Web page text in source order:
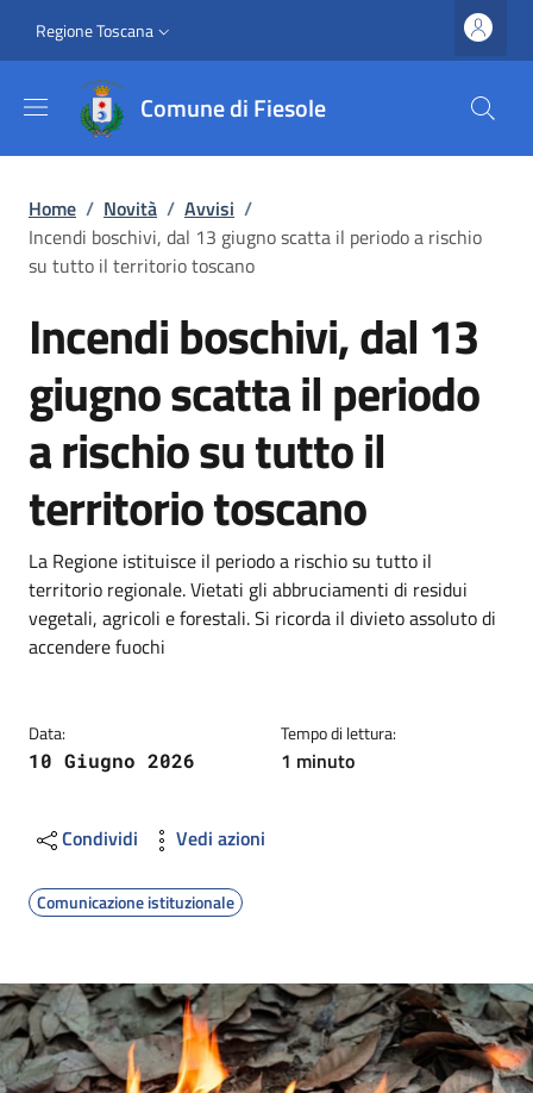
Slim top
Regione Toscana
Comune di Fiesole
Briciole di pane
Home / Novità / Avvisi /
Incendi boschivi, dal 13 giugno scatta il periodo a rischio
su tutto il territorio toscano
Incendi boschivi, dal 13
giugno scatta il periodo
a rischio su tutto il
territorio toscano
Dettagli
Descrizione breve
La Regione istituisce il periodo a rischio su tutto il
territorio regionale. Vietati gli abbruciamenti di residui
vegetali, agricoli e forestali. Si ricorda il divieto assoluto di
accendere fuochi
Data:
10 Giugno 2026
Tempo di lettura:
1 minuto
Condividi Vedi azioni
Comunicazione istituzionale
Image